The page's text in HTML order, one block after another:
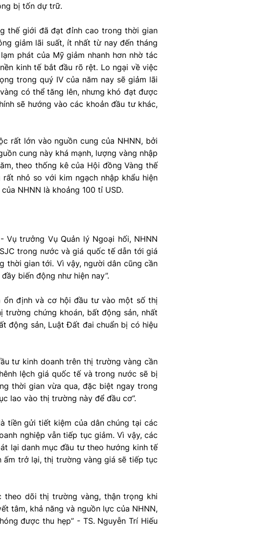
bị tốn dự trữ.
thế giới đã đạt đỉnh cao trong thời gian
giảm lãi suất, ít nhất từ nay đến tháng
phát của Mỹ giảm nhanh hơn nhờ tác
kinh tế bắt đầu rõ rệt. Lo ngại về việc
trong quý IV của năm nay sẽ giảm lãi
có thể tăng lên, nhưng khó đạt được
sẽ hướng vào các khoản đầu tư khác,
rất lớn vào nguồn cung của NHNN, bởi
cung này khá mạnh, lượng vàng nhập
theo thống kê của Hội đồng Vàng thế
nhỏ so với kim ngạch nhập khẩu hiện
NHNN là khoảng 100 tỉ USD.
trưởng Vụ Quản lý Ngoại hối, NHNN
trong nước và giá quốc tế dẫn tới giá
thời gian tới. Vì vậy, người dân cũng cần
biến động như hiện nay”.
ổn định và cơ hội đầu tư vào một số thị
trường chứng khoán, bất động sản, nhất
động sản, Luật Đất đai chuẩn bị có hiệu
tư kinh doanh trên thị trường vàng cần
lệch giá quốc tế và trong nước sẽ bị
thời gian vừa qua, đặc biệt ngay trong
lao vào thị trường này để đầu cơ”.
tiền gửi tiết kiệm của dân chúng tại các
nghiệp vẫn tiếp tục giảm. Vì vậy, các
lại danh mục đầu tư theo hướng kinh tế
trở lại, thị trường vàng giá sẽ tiếp tục
theo dõi thị trường vàng, thận trọng khi
tâm, khả năng và nguồn lực của NHNN,
được thu hẹp” - TS. Nguyễn Trí Hiếu